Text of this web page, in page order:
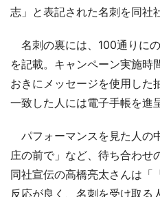
志」と表記された名刺を同社
名刺の裏には、100通りに
を記載。キャンペーン実施時
おきにメッセージを使用した
一致した人には電子手帳を進
パフォーマンスを見た人の
庄の前で」など、待ち合わせ
同社宣伝の高橋亮太さんは「
反応が良く、名刺を受け取る